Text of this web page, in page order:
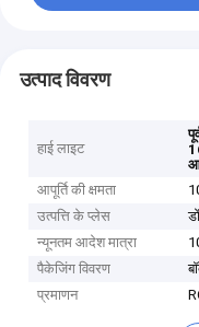
उत्पाद विवरण
हाई लाइट
आपूर्ति की क्षमता
उत्पत्ति के प्लेस
न्यूनतम आदेश मात्रा
पैकेजिंग विवरण
प्रमाणन